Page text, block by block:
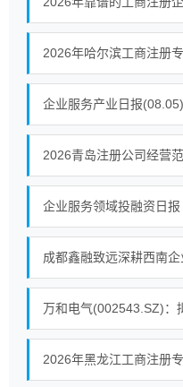
2026年哈尔滨工商注册
企业服务产业日报
2026青岛注册公司经营
万和电气(002543.SZ)：
2026年黑龙江工商注册